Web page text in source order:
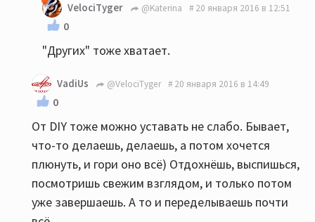
VelociTyger @Katerina 20 января 2016 в 12:51
0
"Других" тоже хватает.
VadiUs @VelociTyger 20 января 2016 в 14:49
0
От DIY тоже можно уставать не слабо. Бывает,
что-то делаешь, делаешь, а потом хочется
плюнуть, и гори оно всё) Отдохнёшь, выспишься,
посмотришь свежим взглядом, и только потом
уже завершаешь. А то и переделываешь почти